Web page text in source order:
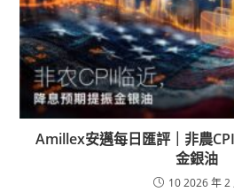
Amillex安邁每日匯評｜非農
金銀油
10 2026 年 2